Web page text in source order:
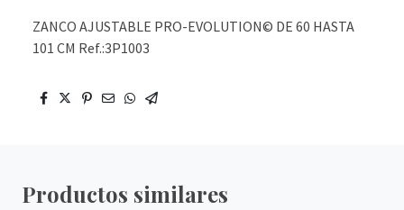
ZANCO AJUSTABLE PRO-EVOLUTION© DE 60 HASTA
101 CM Ref.:3P1003
Productos similares